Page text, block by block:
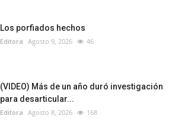
Los porfiados hechos
Editora Agosto 9, 2026 46
(VIDEO) Más de un año duró investigación
para desarticular...
Editora Agosto 8, 2026 168